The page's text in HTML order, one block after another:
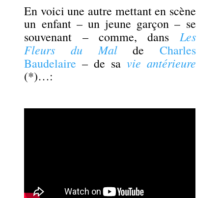
En voici une autre mettant en scène
un enfant – un jeune garçon – se
souvenant – comme, dans Les
Fleurs du Malde Charles
Baudelaire – de sa vie antérieure
(*)…: